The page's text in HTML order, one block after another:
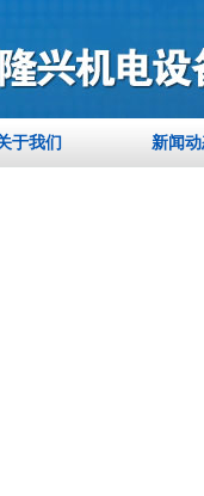
于我们 新闻动